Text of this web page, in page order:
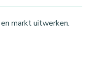
markt uitwerken.